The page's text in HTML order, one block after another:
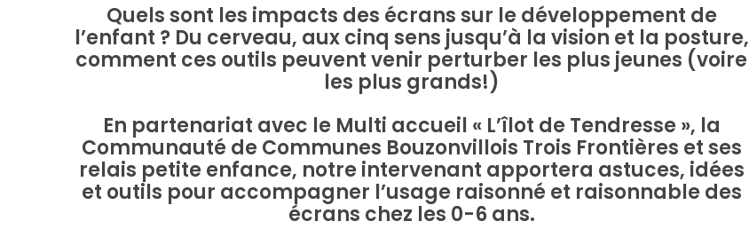
Quels sont les impacts des écrans sur le développement de
l’enfant ? Du cerveau, aux cinq sens jusqu’à la vision et la posture,
comment ces outils peuvent venir perturber les plus jeunes (voire
les plus grands!)
En partenariat avec le Multi accueil « L’îlot de Tendresse », la
Communauté de Communes Bouzonvillois Trois Frontières et ses
relais petite enfance, notre intervenant apportera astuces, idées
et outils pour accompagner l’usage raisonné et raisonnable des
écrans chez les 0-6 ans.